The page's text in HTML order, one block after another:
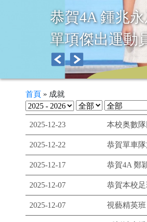
上海「海陸空
首頁 » 成就
2025-12-23 本校奥數
2025-12-22 恭賀單車
2025-12-17 恭賀4A 鄭
2025-12-07 恭賀本校
2025-12-07 視藝精英